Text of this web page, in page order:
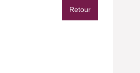
Retour